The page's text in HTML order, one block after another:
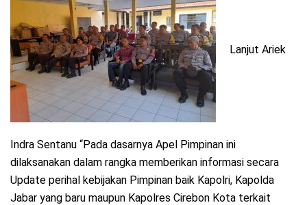
Lanjut Ariek
Indra Sentanu “Pada dasarnya Apel Pimpinan ini
dilaksanakan dalam rangka memberikan informasi secara
Update perihal kebijakan Pimpinan baik Kapolri, Kapolda
Jabar yang baru maupun Kapolres Cirebon Kota terkait